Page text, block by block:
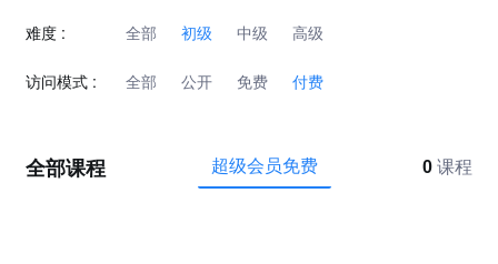
难度 : 全部 初级 中级 高级
访问模式 : 全部 公开 免费 付费
全部课程 超级会员免费 0 课程